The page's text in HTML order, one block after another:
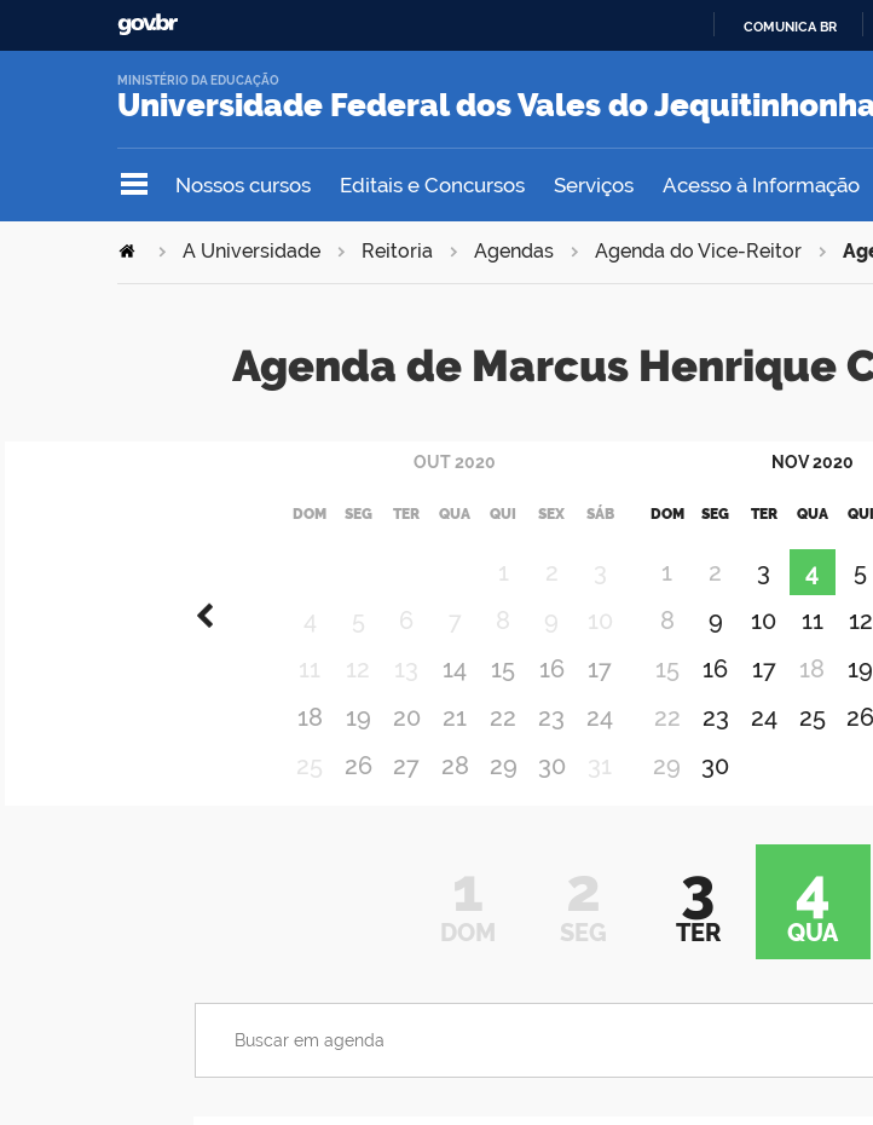
O
COMUNICA BR
Universidade Federal dos Vales do
MINISTÉRIO DA EDUCAÇÃO
Nossos cursos Editais e Concursos Serviços Acesso à Informação
A Universidade Reitoria Agendas Agenda do Vice-Reitor
Agenda de Marcus
OUT2020
DOM SEG TER QUA QUI SEX SÁB
1 2
3
4
5 6 7 8 9
10
11
12 13 14 15 16
17
18
19 20 21 22 23
24
25
26 27 28 29 30 31
NOV 2020
DOM SEG TER QUA QUI
1 2 3 4 5
8
9 10 11 12
15
16 17 18 19
22
23 24 25 26
29
30
1
DOM
2
SEG
3
TER
4
QUA